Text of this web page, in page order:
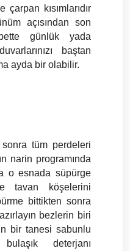
kısımlarıdır
açısından son
günlük yada
baştan
ayda bir olabilir.
sonra tüm perdeleri
narin programında
o esnada süpürge
tavan köşelerini
bittikten sonra
bezlerin biri
bir tanesi sabunlu
deterjanı